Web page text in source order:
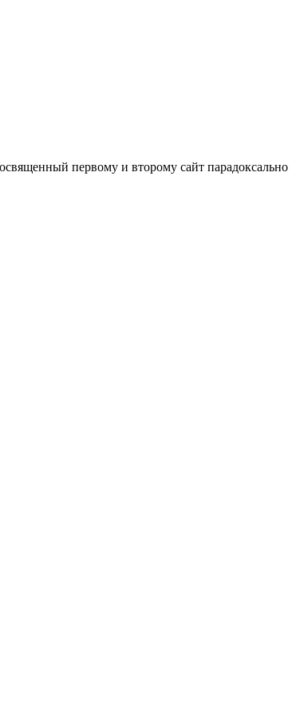
первому и второму сайт парадоксально